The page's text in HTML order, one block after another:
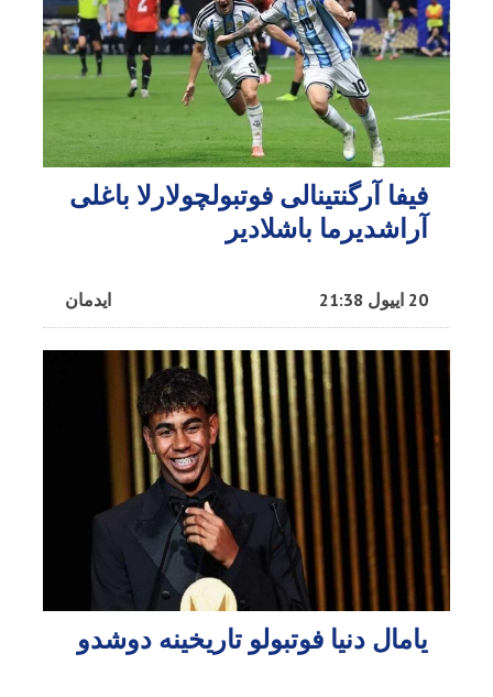
فیفا آرگنتینالی فوتبولچولارلا باغلی
آراشدیرما باشلادیر
ایدمان 20 اییول 21:38
یامال دنیا فوتبولو تاریخینه دوشدو